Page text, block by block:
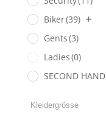
Biker(39)
Gents(3)
Ladies(0)
SECOND HAND